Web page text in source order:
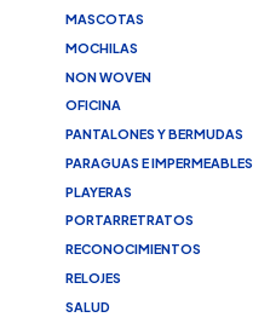
MASCOTAS
MOCHILAS
NON WOVEN
OFICINA
PANTALONES Y BERMUDAS
PARAGUAS E IMPERMEABLES
PLAYERAS
PORTARRETRATOS
RECONOCIMIENTOS
RELOJES
SALUD